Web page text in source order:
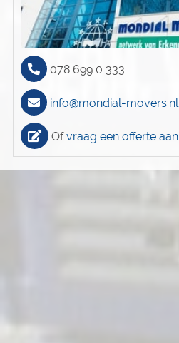
078 699 0 333
info@mondial-movers.nl
Ofvraag een offerte aan